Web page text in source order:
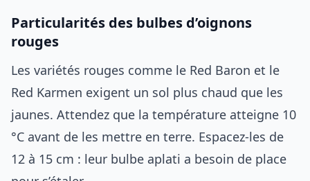
Particularités des bulbes d’oignons
rouges
Les variétés rouges comme le Red Baron et le
Red Karmen exigent un sol plus chaud que les
jaunes. Attendez que la température atteigne 10
°C avant de les mettre en terre. Espacez-les de
12 à 15 cm : leur bulbe aplati a besoin de place